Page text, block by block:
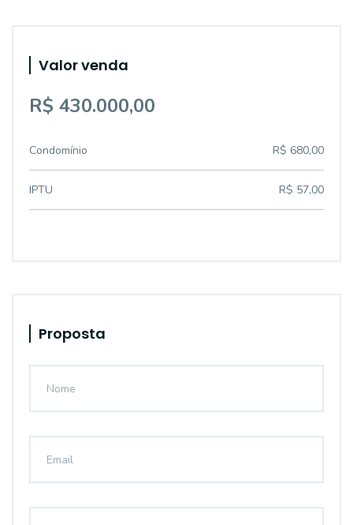
Valor venda
R$ 430.000,00
Condomínio R$ 680,00
IPTU R$ 57,00
Proposta